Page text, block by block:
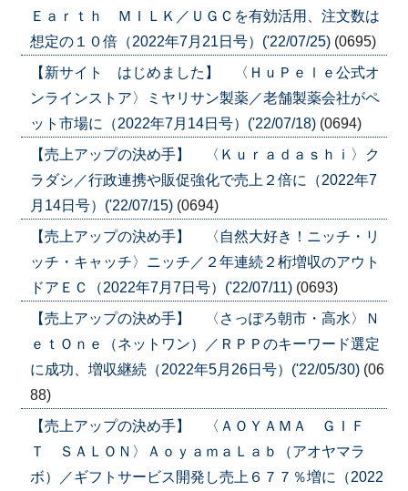
Ｅａｒｔｈ ＭＩＬＫ／ＵＧＣを有効活用、注文数は
想定の１０倍（2022年7月21日号）('22/07/25) (0695)
【新サイト はじめました】 〈ＨｕＰｅｌｅ公式オ
ンラインストア〉ミヤリサン製薬／老舗製薬会社がペ
ット市場に（2022年7月14日号）('22/07/18) (0694)
【売上アップの決め手】 〈Ｋｕｒａｄａｓｈｉ〉ク
ラダシ／行政連携や販促強化で売上２倍に（2022年7
月14日号）('22/07/15) (0694)
【売上アップの決め手】 〈自然大好き！ニッチ・リ
ッチ・キャッチ〉ニッチ／２年連続２桁増収のアウト
ドアＥＣ（2022年7月7日号）('22/07/11) (0693)
【売上アップの決め手】 〈さっぽろ朝市・高水〉Ｎ
ｅｔＯｎｅ（ネットワン）／ＲＰＰのキーワード選定
に成功、増収継続（2022年5月26日号）('22/05/30) (06
88)
【売上アップの決め手】 〈ＡＯＹＡＭＡ ＧＩＦ
Ｔ ＳＡＬＯＮ〉ＡｏｙａｍａＬａｂ（アオヤマラ
ボ）／ギフトサービス開発し売上６７７％増に（2022